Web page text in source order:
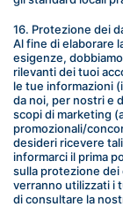
16. Protezione dei
Al fine di elaborare
esigenze,
rilevanti dei tuoi
le tue informazioni
da noi, per nostri e
scopi di marketing
promozionali/
desideri ricevere
informarci il prima
sulla protezione dei
verranno utilizzati i
di consultare la